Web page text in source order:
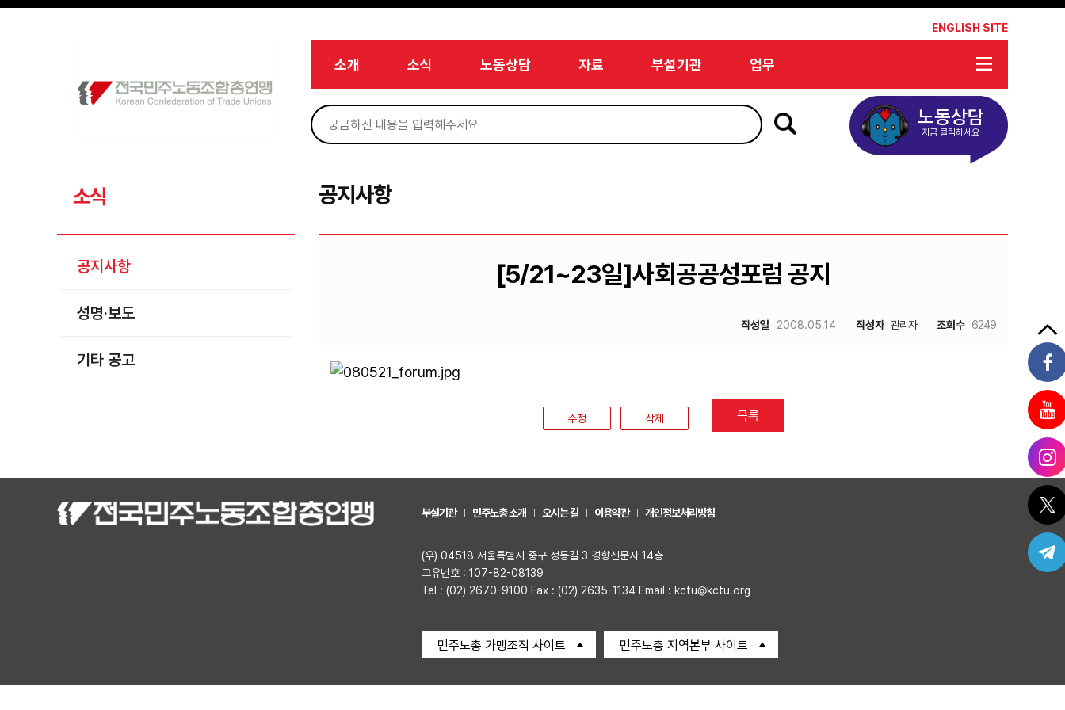
메뉴 건너뛰기
ENGLISH SITE
소개 소식 노동상담 자료 부설기관 업무
노동상담
지금 클릭하세요
소식
공지사항
성명·보도
기타 공고
공지사항
[5/21~23일]사회공공성포럼 공지
작성일 2008.05.14 작성자 관리자 조회수 6249
수정 삭제 목록
부설기관 민주노총 소개 오시는 길 이용약관 개인정보처리방침
(우) 04518 서울특별시 중구 정동길 3 경향신문사 14층
고유번호 : 107-82-08139
Tel : (02) 2670-9100 Fax : (02) 2635-1134 Email : kctu@kctu.org
민주노총 가맹조직 사이트 민주노총 지역본부 사이트
Sketchbook5, 스케치북5